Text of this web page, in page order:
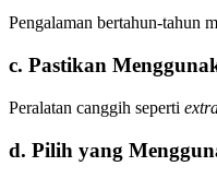
Pengalaman bertahun-tahun
c. Pastikan
Peralatan canggih seperti
d. Pilih yang